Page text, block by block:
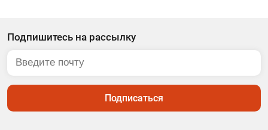
Подпишитесь на рассылку
Подписаться